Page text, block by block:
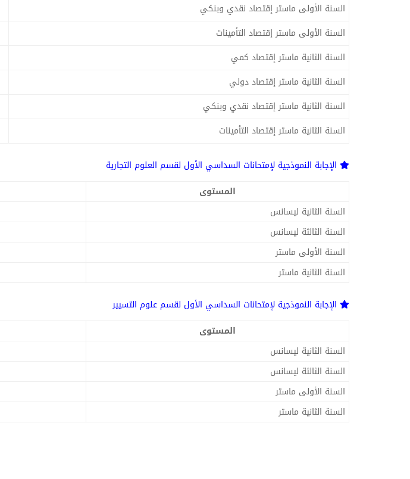
السنة الأولى ماستر إقتصاد نقدي وبنكي
السنة الأولى ماستر إقتصاد التأمينات
السنة الثانية ماستر إقتصاد كمي
السنة الثانية ماستر إقتصاد دولي
السنة الثانية ماستر إقتصاد نقدي وبنكي
السنة الثانية ماستر إقتصاد التأمينات
الإجابة النموذجية لإمتحانات السداسي الأول لقسم العلوم التجارية
المستوى
السنة الثانية ليسانس
السنة الثالثة ليسانس
السنة الأولى ماستر
السنة الثانية ماستر
الإجابة النموذجية لإمتحانات السداسي الأول لقسم علوم التسيير
المستوى
السنة الثانية ليسانس
السنة الثالثة ليسانس
السنة الأولى ماستر
السنة الثانية ماستر